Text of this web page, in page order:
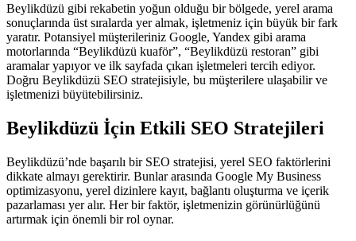
Beylikdüzü gibi rekabetin yoğun olduğu bir bölgede, yerel arama
sonuçlarında üst sıralarda yer almak, işletmeniz için büyük bir fark
yaratır. Potansiyel müşterileriniz Google, Yandex gibi arama
motorlarında “Beylikdüzü kuaför”, “Beylikdüzü restoran” gibi
aramalar yapıyor ve ilk sayfada çıkan işletmeleri tercih ediyor.
Doğru Beylikdüzü SEO stratejisiyle, bu müşterilere ulaşabilir ve
işletmenizi büyütebilirsiniz.
Beylikdüzü İçin Etkili SEO Stratejileri
Beylikdüzü’nde başarılı bir SEO stratejisi, yerel SEO faktörlerini
dikkate almayı gerektirir. Bunlar arasında Google My Business
optimizasyonu, yerel dizinlere kayıt, bağlantı oluşturma ve içerik
pazarlaması yer alır. Her bir faktör, işletmenizin görünürlüğünü
artırmak için önemli bir rol oynar.